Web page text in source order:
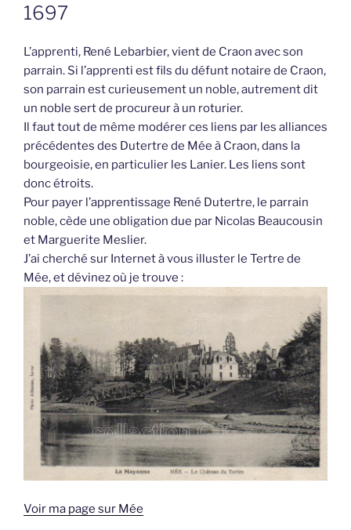
1697
L’apprenti, René Lebarbier, vient de Craon avec son
parrain. Si l’apprenti est fils du défunt notaire de Craon,
son parrain est curieusement un noble, autrement dit
un noble sert de procureur à un roturier.
Il faut tout de même modérer ces liens par les alliances
précédentes des Dutertre de Mée à Craon, dans la
bourgeoisie, en particulier les Lanier. Les liens sont
donc étroits.
Pour payer l’apprentissage René Dutertre, le parrain
noble, cède une obligation due par Nicolas Beaucousin
et Marguerite Meslier.
J’ai cherché sur Internet à vous illuster le Tertre de
Mée, et dévinez où je trouve :
Voir ma page sur Mée